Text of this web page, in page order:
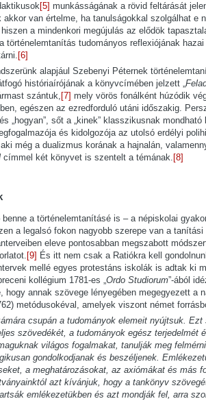
[5] munkásságának a rövid feltárását
akkor van értelme, ha tanulságokkal szolgálhat e
a mindenkori megújulás az elődök
történelemtanítás tudományos reflexiójának
[6]
alapjául Szebenyi Péternek
históriaírójának a könyvcímében jelzett „
szántuk,[7] mely vörös fonálként húzódik
egészen az ezredforduló utáni időszakig.
és „hogyan”, sőt a „kinek” klasszikusnak
és kidolgozója az utolsó erdélyi
még a dualizmus korának a hajnalán,
címmel két könyvet is szentelt a témának. [8]
benne a történelemtanításé is – a népiskolai
a legalsó fokon nagyobb szerepe van a
eleve pontosabban megszabott
[9] És itt nem csak a Ratiókra kell
mellé egyes protestáns iskolák is adtak ki
kollégium 1781-es „ Ordo Studiorum”-ából
hogy annak szövege lényegében megegyezett a
metódusokéval, amelyek viszont német
csupán a tudományok elemeit nyújtsuk.
szövedékét, a tudományok egész terjedelmét
világos fogalmakat, tanulják meg
gondolkodjanak és beszéljenek.
a meghatározásokat, az axiómákat és más
azt kívánjuk, hogy a tankönyv
emlékezetükben és azt mondják fel, arra